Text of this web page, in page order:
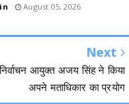
August 05, 2026
Next
आयुक्त अजय सिंह ने किया
अपने मताधिकार का प्रयोग